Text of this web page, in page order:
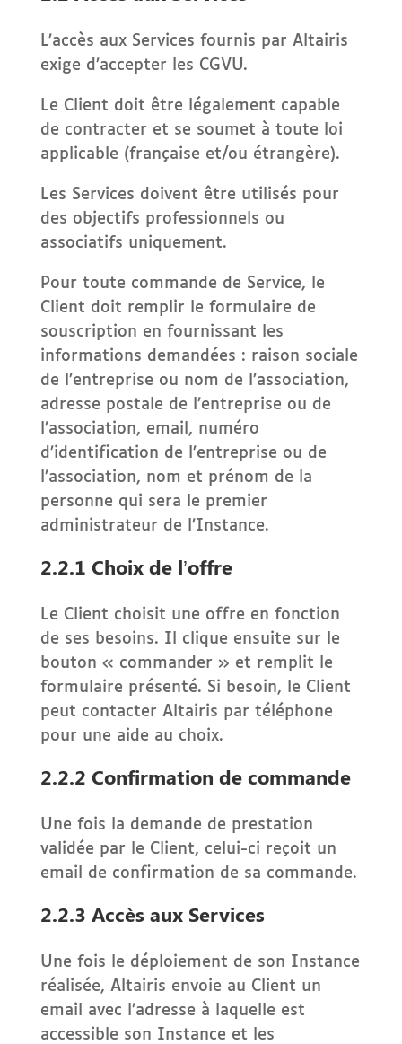
L’accès aux Services fournis par Altairis
exige d’accepter les CGVU.
Le Client doit être légalement capable
de contracter et se soumet à toute loi
applicable (française et/ou étrangère).
Les Services doivent être utilisés pour
des objectifs professionnels ou
associatifs uniquement.
Pour toute commande de Service, le
Client doit remplir le formulaire de
souscription en fournissant les
informations demandées : raison sociale
de l’entreprise ou nom de l’association,
adresse postale de l’entreprise ou de
l’association, email, numéro
d’identification de l’entreprise ou de
l’association, nom et prénom de la
personne qui sera le premier
administrateur de l’Instance.
2.2.1 Choix de l’offre
Le Client choisit une offre en fonction
de ses besoins. Il clique ensuite sur le
bouton « commander » et remplit le
formulaire présenté. Si besoin, le Client
peut contacter Altairis par téléphone
pour une aide au choix.
2.2.2 Confirmation de commande
Une fois la demande de prestation
validée par le Client, celui-ci reçoit un
email de confirmation de sa commande.
2.2.3 Accès aux Services
Une fois le déploiement de son Instance
réalisée, Altairis envoie au Client un
email avec l’adresse à laquelle est
accessible son Instance et les